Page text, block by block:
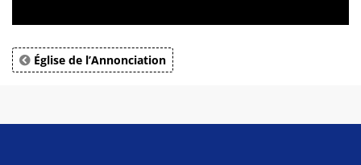
Église de l’Annonciation